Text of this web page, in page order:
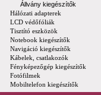
Állvány kiegészítők
Hálózati adapterek
LCD védőfóliák
Tisztító eszközök
Notebook kiegészítők
Navigáció kiegészítők
Kábelek, csatlakozók
Fényképezőgép kiegészítők
Fotófilmek
Mobiltelefon kiegészítők